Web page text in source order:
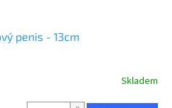
penis - 13cm
Skladem